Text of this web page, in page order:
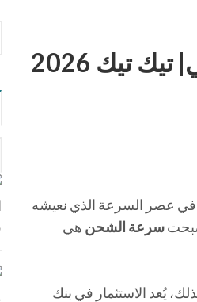
تيك 2026
في عصر السرعة الذي نعيشه
سرعة الشحن هي
يُعد الاستثمار في بنك